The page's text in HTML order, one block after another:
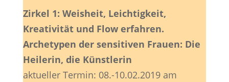
Zirkel 1: Weisheit, Leichtigkeit,
Kreativität und Flow erfahren.
Archetypen der sensitiven Frauen: Die
Heilerin, die Künstlerin
aktueller Termin: 08.-10.02.2019 am